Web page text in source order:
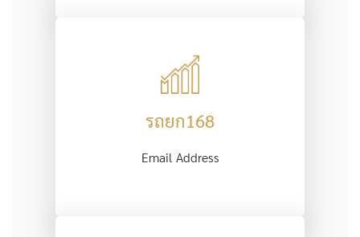
รถยก168
Email Address